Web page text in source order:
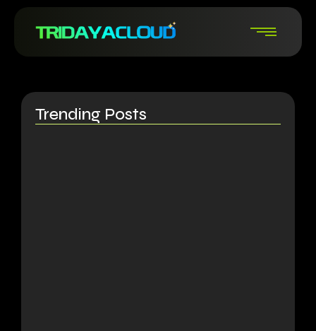
Trending Posts